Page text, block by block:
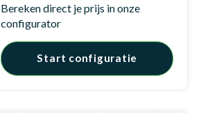
Bereken direct je prijs in onze
configurator
Start configuratie